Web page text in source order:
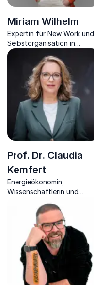
Miriam Wilhelm
Expertin für New Work und
Selbstorganisation in
Unternehmen,
Unternehmerin und
Organisationsberaterin.
Prof. Dr. Claudia
Kemfert
Energieökonomin,
Wissenschaftlerin und
Politikberaterin verleiht
bisher waghalsig
erscheinenden Maßnahmen
zur Energiewende Sinn.